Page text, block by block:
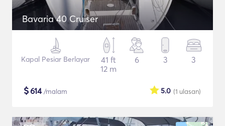
Bavaria 40 Cruiser
Kapal Pesiar Berlayar
41 ft
12 m
6 3 3
$614/malam (1 ulasan)
5.0